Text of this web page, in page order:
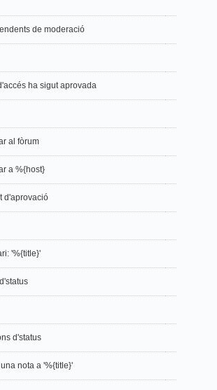
de moderació
ha sigut aprovada
al fòrum
a %{host}
d'aprovació
'%{title}'
d'status
nota a '%{title}'